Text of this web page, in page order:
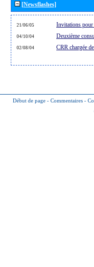
[Newsflashes]
21/06/05 Invitations pour
04/10/04 Deuxième
02/08/04 CRR chargée
Début de page - Commentaires -